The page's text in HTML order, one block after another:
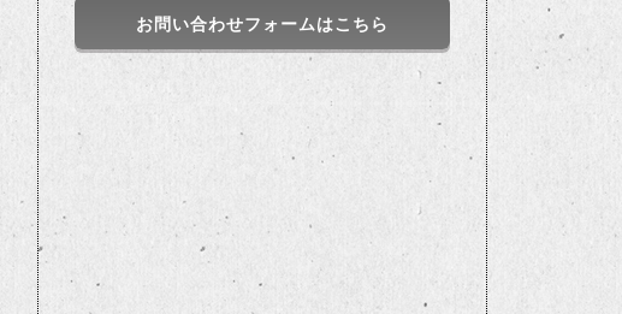
お問い合わせフォームはこちら